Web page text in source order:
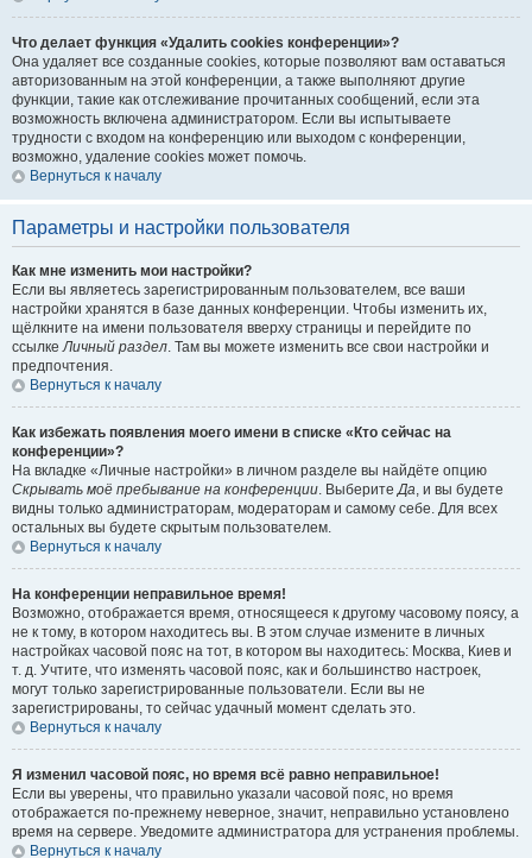
Что делает функция «Удалить cookies конференции»?
Она удаляет все созданные cookies, которые позволяют вам оставаться
авторизованным на этой конференции, а также выполняют другие
функции, такие как отслеживание прочитанных сообщений, если эта
возможность включена администратором. Если вы испытываете
трудности с входом на конференцию или выходом с конференции,
возможно, удаление cookies может помочь.
Вернуться к началу
Параметры и настройки пользователя
Как мне изменить мои настройки?
Если вы являетесь зарегистрированным пользователем, все ваши
настройки хранятся в базе данных конференции. Чтобы изменить их,
щёлкните на имени пользователя вверху страницы и перейдите по
ссылкеЛичный раздел. Там вы можете изменить все свои настройки и
предпочтения.
Вернуться к началу
Как избежать появления моего имени в списке «Кто сейчас на
конференции»?
На вкладке «Личные настройки» в личном разделе вы найдёте опцию
Скрывать моё пребывание на конференции. ВыберитеДа, и вы будете
видны только администраторам, модераторам и самому себе. Для всех
остальных вы будете скрытым пользователем.
Вернуться к началу
На конференции неправильное время!
Возможно, отображается время, относящееся к другому часовому поясу, а
не к тому, в котором находитесь вы. В этом случае измените в личных
настройках часовой пояс на тот, в котором вы находитесь: Москва, Киев и
т. д. Учтите, что изменять часовой пояс, как и большинство настроек,
могут только зарегистрированные пользователи. Если вы не
зарегистрированы, то сейчас удачный момент сделать это.
Вернуться к началу
Я изменил часовой пояс, но время всё равно неправильное!
Если вы уверены, что правильно указали часовой пояс, но время
отображается по-прежнему неверное, значит, неправильно установлено
время на сервере. Уведомите администратора для устранения проблемы.
Вернуться к началу